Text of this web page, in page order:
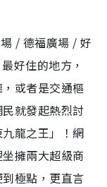
/ 德福廣場 / 好
好住的地方，
或者是交通樞
就發起熱烈討
龍之王」！網
擁兩大超級商
極點，更直言